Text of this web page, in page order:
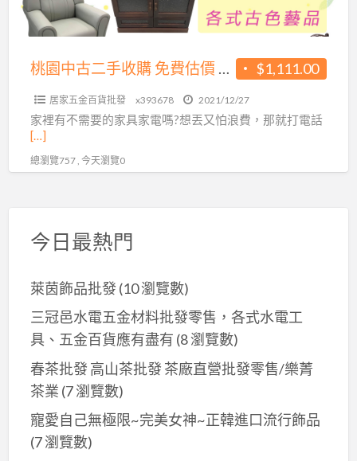
收
$1,111.00
桃園中古二手收購 免費估價 到府收購 0976393678
居家五金百貨批發 x393678 2021/12/27
家裡有不需要的家具家電嗎?想丟又怕浪費，那就打電話
[…]
總瀏覽757 , 今天瀏覽0
今日最熱門
萊茵飾品批發(10 瀏覽數)
三冠邑水電五金材料批發零售，各式水電工
具、五金百貨應有盡有 (8 瀏覽數)
春茶批發 高山茶批發 茶廠直營批發零售/樂菁
茶業 (7 瀏覽數)
寵愛自己無極限~完美女神~正韓進口流行飾品
(7 瀏覽數)